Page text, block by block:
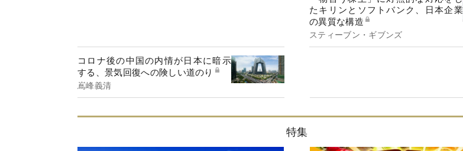
たキリンとソフトバンク、日本企業
の異質な構造
スティーブン・ギブンズ
コロナ後の中国の内情が日本に暗示
する、景気回復への険しい道のり
嶌峰義清
特集